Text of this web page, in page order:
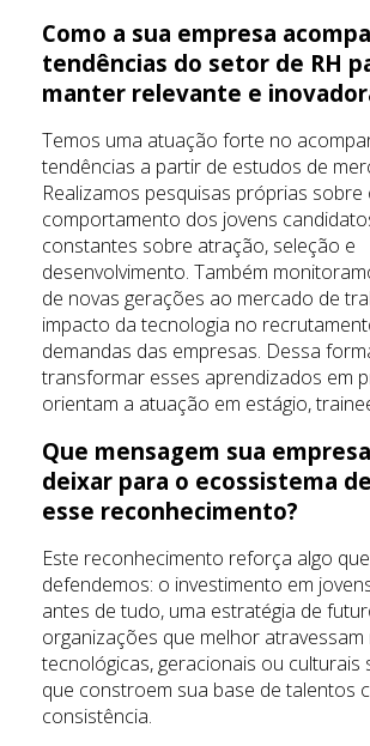
Como a sua empresa
tendências do setor de RH
manter relevante e
Temos uma atuação forte no
tendências a partir de estudos de
Realizamos pesquisas próprias sobre
comportamento dos jovens
constantes sobre atração, seleção e
desenvolvimento. Também
de novas gerações ao mercado de
impacto da tecnologia no
demandas das empresas. Dessa
transformar esses aprendizados em
orientam a atuação em estágio,
Que mensagem sua
deixar para o ecossistema
esse reconhecimento?
Este reconhecimento reforça algo
defendemos: o investimento em
antes de tudo, uma estratégia de
organizações que melhor atravessam
tecnológicas, geracionais ou culturais
que constroem sua base de talentos
consistência.